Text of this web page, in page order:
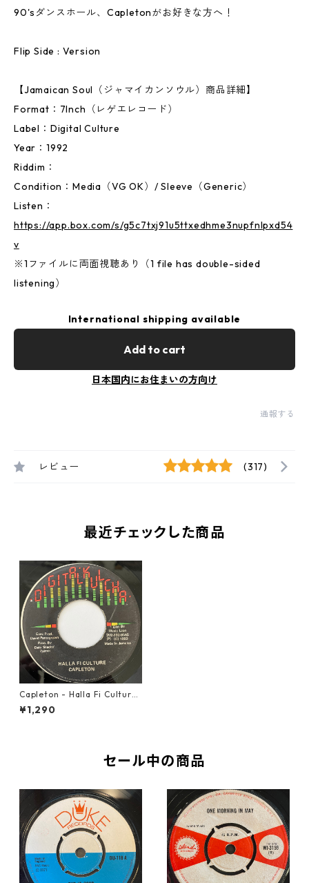
90'sダンスホール、Capletonがお好きな方へ！
Flip Side : Version
【Jamaican Soul（ジャマイカンソウル）商品詳細】
Format：7Inch（レゲエレコード）
Label：Digital Culture
Year：1992
Riddim：
Condition：Media（VG OK）/ Sleeve（Generic）
Listen：
https://app.box.com/s/g5c7txj91u5ttxedhme3nupfnlpxd54
v
※1ファイルに両面視聴あり（1 file has double-sided
listening）
International shipping available
Add to cart
日本国内にお住まいの方向け
通報する
レビュー (317)
最近チェックした商品
Capleton ‎- Halla Fi Culture
【7-20800】
¥1,290
セール中の商品